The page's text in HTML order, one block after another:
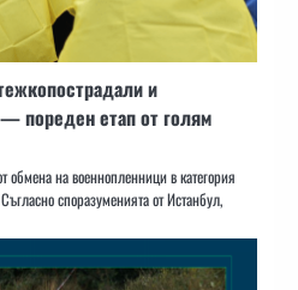
и
пореден етап от голям
обмена на военнопленници в категория
споразуменията от Истанбул,